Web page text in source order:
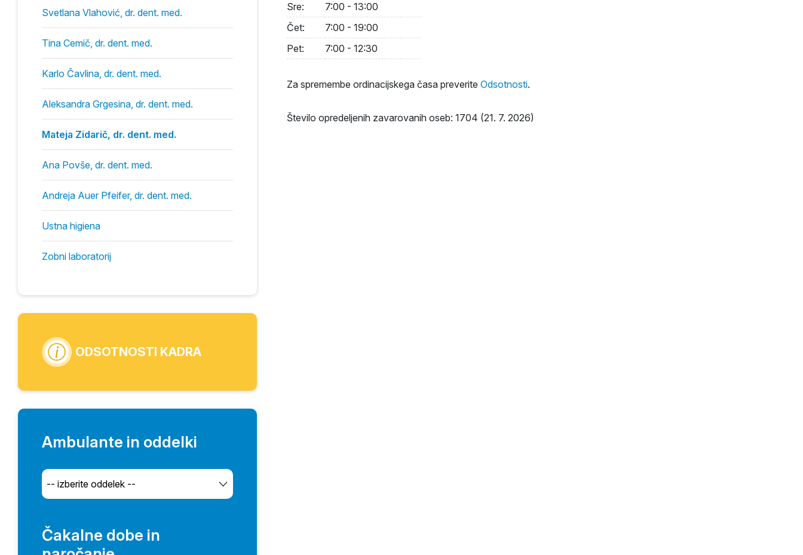
Svetlana Vlahović, dr. dent. med.
Tina Cemič, dr. dent. med.
Karlo Čavlina, dr. dent. med.
Aleksandra Grgesina, dr. dent. med.
Mateja Zidarič, dr. dent. med.
Ana Povše, dr. dent. med.
Andreja Auer Pfeifer, dr. dent. med.
Ustna higiena
Zobni laboratorij
ODSOTNOSTI KADRA
Ambulante in oddelki
Čakalne dobe in
Sre:
7:00 - 13:00
Čet:
7:00 - 19:00
Pet:
7:00 - 12:30
Za spremembe ordinacijskega časa preverite Odsotnosti.
Število opredeljenih zavarovanih oseb: 1704 (21. 7. 2026)